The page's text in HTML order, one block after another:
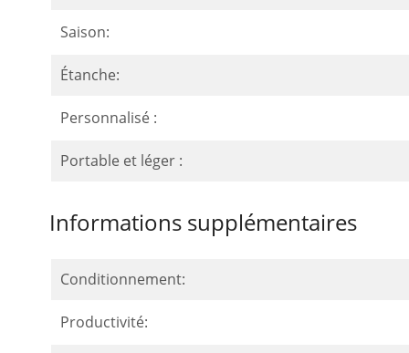
Saison:
Étanche:
Personnalisé :
Portable et léger :
Informations supplémentaires
Conditionnement:
Productivité: